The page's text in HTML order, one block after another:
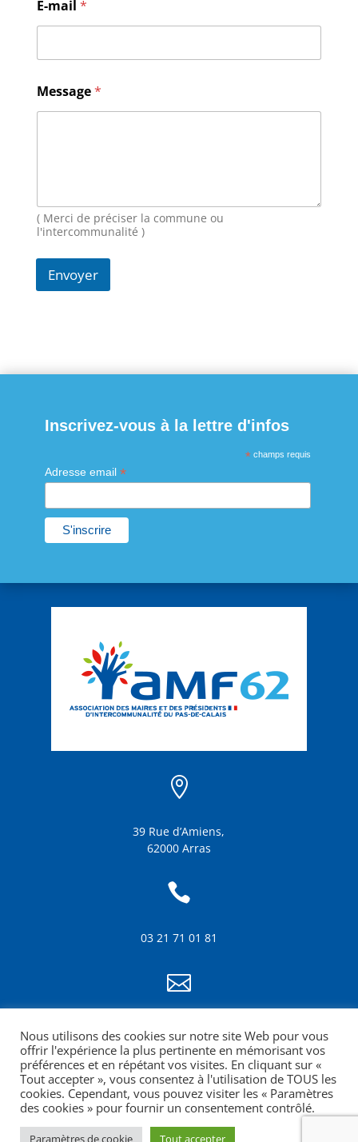
E-mail *
E
-
Message*
( Merci de préciser la commune ou
l'intercommunalité )
Envoyer
Inscrivez-vous à la lettre d'infos
* champs requis
Adresse email *

39 Rue d’Amiens,
62000 Arras

03 21 71 01 81

info@amf62.fr
mentions légales
Nous utilisons des cookies sur notre site Web pour vous
offrir l'expérience la plus pertinente en mémorisant vos
préférences et en répétant vos visites. En cliquant sur «
Tout accepter », vous consentez à l'utilisation de TOUS les
cookies. Cependant, vous pouvez visiter les « Paramètres
des cookies » pour fournir un consentement contrôlé.
Paramètres de cookie Tout accepter